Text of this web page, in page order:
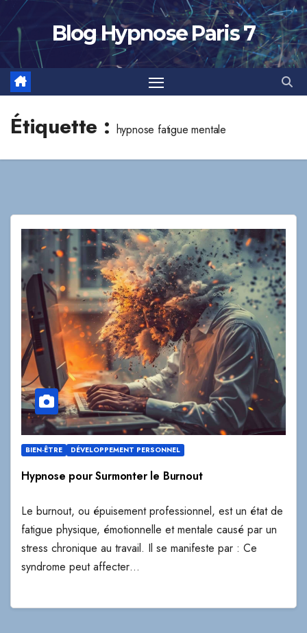
Skip
content
Blog Hypnose Paris 7
Étiquette : hypnose fatigue mentale
BIEN-ÊTRE DÉVELOPPEMENT PERSONNEL
Hypnose pour Surmonter le Burnout
Le burnout, ou épuisement professionnel, est un état de
fatigue physique, émotionnelle et mentale causé par un
stress chronique au travail. Il se manifeste par : Ce
syndrome peut affecter…